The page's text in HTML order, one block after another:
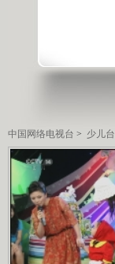
中国网络电视台 > 少儿台